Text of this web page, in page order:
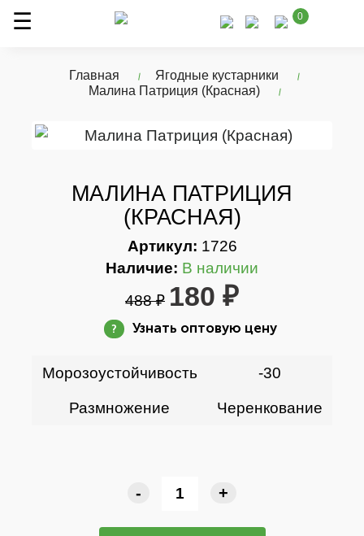
0
Главная
Ягодные кустарники
Малина Патриция (Красная)
МАЛИНА ПАТРИЦИЯ
(КРАСНАЯ)
Артикул: 1726
Наличие: В наличии
488 ₽ 180 ₽
? Узнать оптовую цену
Морозоустойчивость -30
Размножение Черенкование
- +